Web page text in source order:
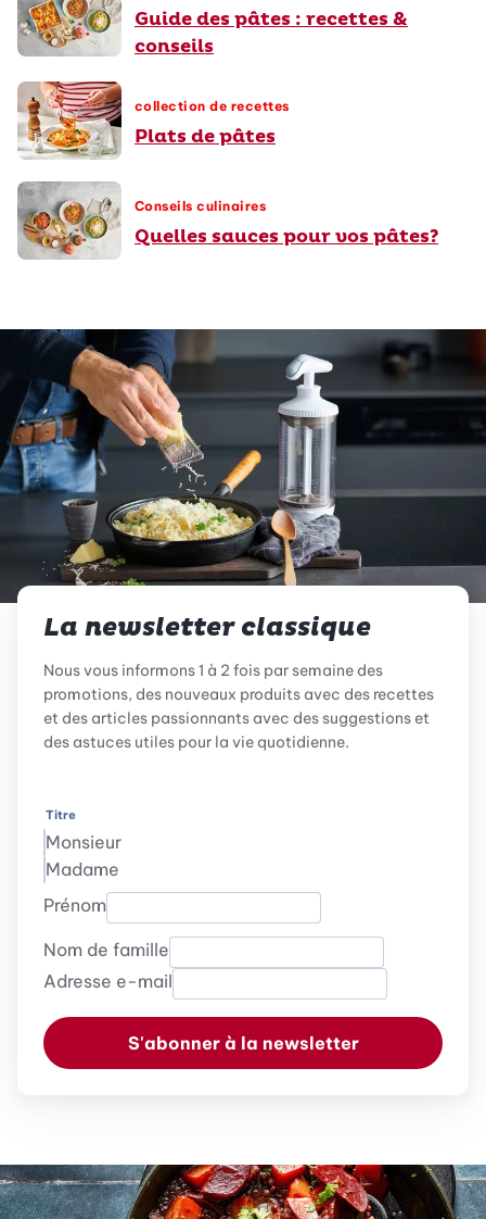
Guide des pâtes : recettes &
conseils
collection de recettes
Plats de pâtes
Conseils culinaires
Quelles sauces pour vos pâtes?
La newsletter classique
Nous vous informons 1 à 2 fois par semaine des
promotions, des nouveaux produits avec des recettes
et des articles passionnants avec des suggestions et
des astuces utiles pour la vie quotidienne.
Titre
Monsieur
Madame
Prénom
Nom de famille
Adresse e-mail
S'abonner à la newsletter